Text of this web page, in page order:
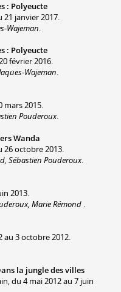
: Polyeucte
21 janvier 2017.
Wajeman.
: Polyeucte
février 2016.
Wajeman.
mars 2015.
Pouderoux.
Wanda
26 octobre 2013.
Sébastien Pouderoux.
2013.
Marie Rémond .
au 3 octobre 2012.
la jungle des villes
du 4 mai 2012 au 7 juin